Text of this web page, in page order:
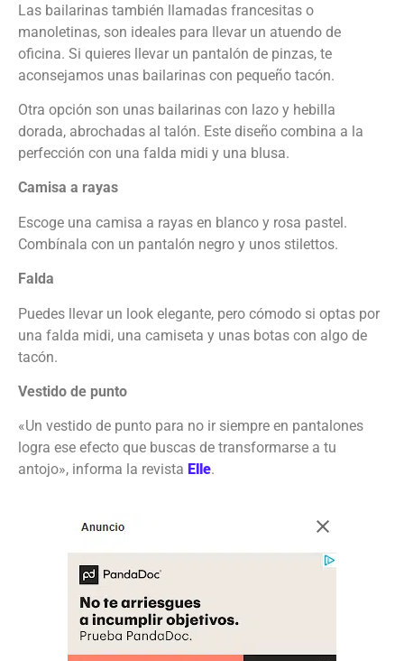
Las bailarinas también llamadas francesitas o
manoletinas, son ideales para llevar un atuendo de
oficina. Si quieres llevar un pantalón de pinzas, te
aconsejamos unas bailarinas con pequeño tacón.
Otra opción son unas bailarinas con lazo y hebilla
dorada, abrochadas al talón. Este diseño combina a la
perfección con una falda midi y una blusa.
Camisa a rayas
Escoge una camisa a rayas en blanco y rosa pastel.
Combínala con un pantalón negro y unos stilettos.
Falda
Puedes llevar un look elegante, pero cómodo si optas por
una falda midi, una camiseta y unas botas con algo de
tacón.
Vestido de punto
«Un vestido de punto para no ir siempre en pantalones
logra ese efecto que buscas de transformarse a tu
antojo», informa la revista Elle.